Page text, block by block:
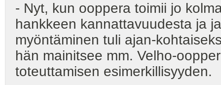
- Nyt, kun ooppera toimii jo
hankkeen kannattavuudesta ja
myöntäminen tuli ajan-
hän mainitsee mm. Velho-
toteuttamisen esimerkillisyyden.